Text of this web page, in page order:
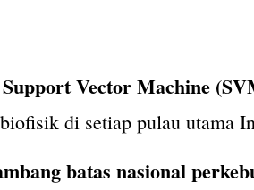
Support Vector Machine
di setiap pulau utama
batas nasional